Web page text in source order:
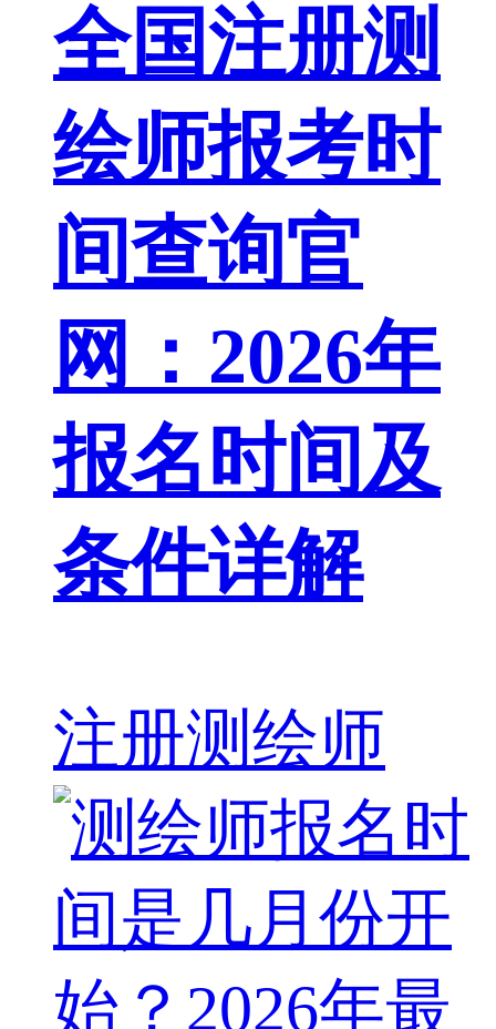
全国注册测
绘师报考时
间查询官
网：2026年
报名时间及
条件详解
注册测绘师